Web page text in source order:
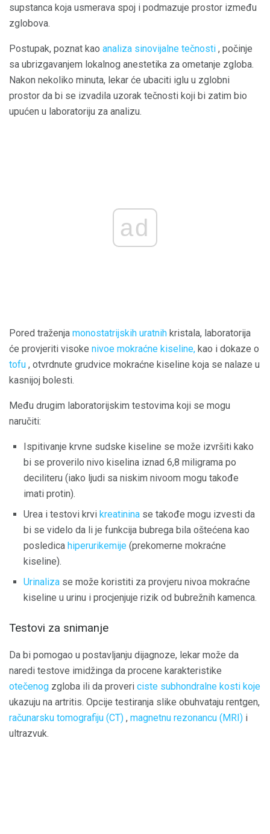
supstanca koja usmerava spoj i podmazuje prostor između
zglobova.
Postupak, poznat kao analiza sinovijalne tečnosti , počinje
sa ubrizgavanjem lokalnog anestetika za ometanje zgloba.
Nakon nekoliko minuta, lekar će ubaciti iglu u zglobni
prostor da bi se izvadila uzorak tečnosti koji bi zatim bio
upućen u laboratoriju za analizu.
ad
Pored traženja monostatrijskih uratnih kristala, laboratorija
će provjeriti visoke nivoe mokraćne kiseline, kao i dokaze o
tofu , otvrdnute grudvice mokraćne kiseline koja se nalaze u
kasnijoj bolesti.
Među drugim laboratorijskim testovima koji se mogu
naručiti:
Ispitivanje krvne sudske kiseline se može izvršiti kako
bi se proverilo nivo kiselina iznad 6,8 ​​miligrama po
deciliteru (iako ljudi sa niskim nivoom mogu takođe
imati protin).
Urea i testovi krvi kreatinina se takođe mogu izvesti da
bi se videlo da li je funkcija bubrega bila oštećena kao
posledica hiperurikemije (prekomerne mokraćne
kiseline).
Urinaliza se može koristiti za provjeru nivoa mokraćne
kiseline u urinu i procjenjuje rizik od bubrežnih kamenca.
Testovi za snimanje
Da bi pomogao u postavljanju dijagnoze, lekar može da
naredi testove imidžinga da procene karakteristike
otečenog zgloba ili da proveri ciste subhondralne kosti koje
ukazuju na artritis. Opcije testiranja slike obuhvataju rentgen,
računarsku tomografiju (CT) , magnetnu rezonancu (MRI) i
ultrazvuk.